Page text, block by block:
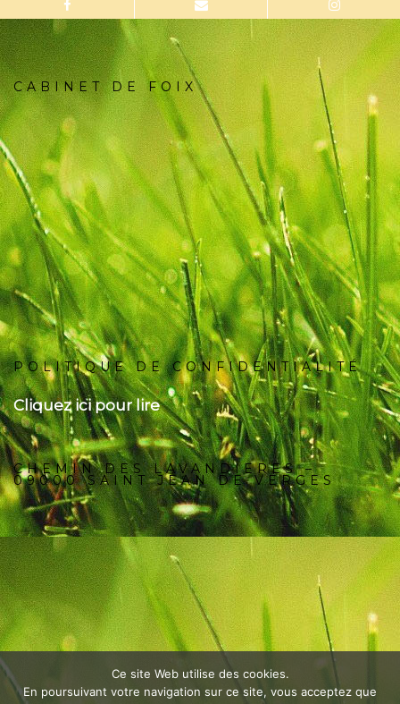
CABINET DE FOIX
POLITIQUE DE CONFIDENTIALITÉ
Cliquez ici pour lire
CHEMIN DES LAVANDIERES –
09000 SAINT JEAN DE VERGES
Ce site Web utilise des cookies.
En poursuivant votre navigation sur ce site, vous acceptez que